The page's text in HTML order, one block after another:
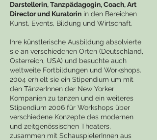
Darstellerin, Tanzpädagogin, Coach, Art
Director und Kuratorin in den Bereichen
Kunst, Events, Bildung und Wirtschaft.
Ihre künstlerische Ausbildung absolvierte
sie an verschiedenen Orten (Deutschland,
Österreich, USA) und besuchte auch
weltweite Fortbildungen und Workshops.
2004 erhielt sie ein Stipendium um mit
den TänzerInnen der New Yorker
Kompanien zu tanzen und ein weiteres
Stipendium 2006 für Workshops über
verschiedene Konzepte des modernen
und zeitgenössischen Theaters,
zusammen mit SchauspielerInnen aus